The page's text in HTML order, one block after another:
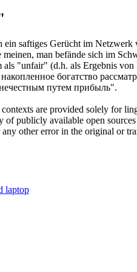
ein saftiges Gerücht im Netzwerk
meinen, man befände sich im
als "unfair" (d.h. als Ergebnis
богатство
путем прибыль".
are provided solely for
publicly available open
other error in the original or
laptop